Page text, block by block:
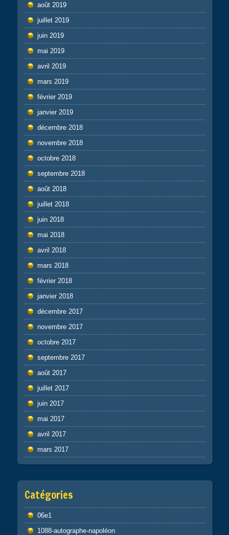
août 2019
juillet 2019
juin 2019
mai 2019
avril 2019
mars 2019
février 2019
janvier 2019
décembre 2018
novembre 2018
octobre 2018
septembre 2018
août 2018
juillet 2018
juin 2018
mai 2018
avril 2018
mars 2018
février 2018
janvier 2018
décembre 2017
novembre 2017
octobre 2017
septembre 2017
août 2017
juillet 2017
juin 2017
mai 2017
avril 2017
mars 2017
Catégories
06e1
1088-autographe-napoléon